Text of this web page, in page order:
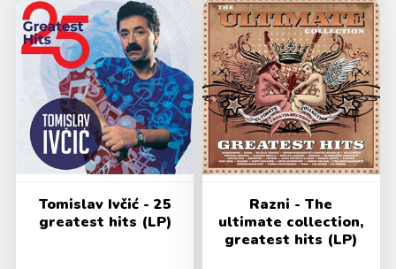
Tomislav Ivčić - 25
greatest hits (LP)
Razni - The
ultimate collection,
greatest hits (LP)